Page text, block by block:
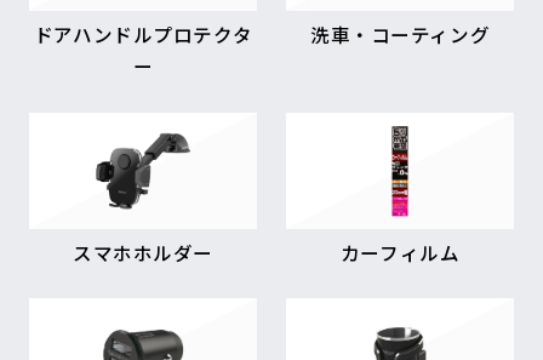
ドアハンドルプロテクタ
ー
洗車・コーティング
スマホホルダー カーフィルム